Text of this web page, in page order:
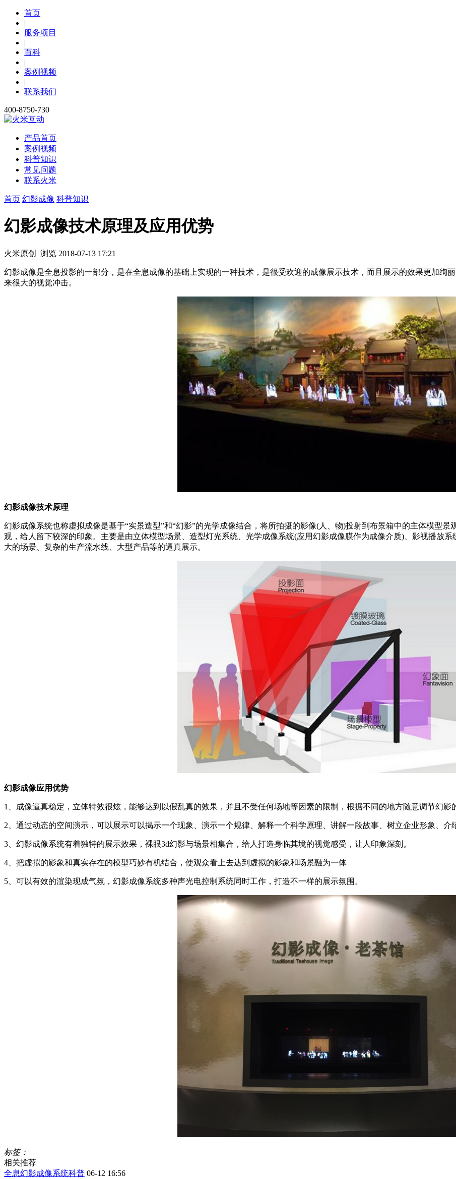
首页
|
服务项目
|
百科
|
案例视频
|
联系我们
400-8750-730
产品首页
案例视频
科普知识
常见问题
联系火米
首页 幻影成像 科普知识
幻影成像技术原理及应用优势
火米原创 浏览 2018-07-13 17:21
幻影成像是全息投影的一部分，是在全息成像的基础上实现的一种技术，是很受欢迎的成像展示技术，而且展示的效果更加绚
来很大的视觉冲击。
幻影成像技术原理
幻影成像系统也称虚拟成像是基于“实景造型”和“幻影”的光学成像结合，将所拍摄的影像(人、物)投射到布景箱中的主体模型
观，给人留下较深的印象。主要是由立体模型场景、造型灯光系统、光学成像系统(应用幻影成像膜作为成像介质)、影视播放
大的场景、复杂的生产流水线、大型产品等的逼真展示。
幻影成像应用优势
1、成像逼真稳定，立体特效很炫，能够达到以假乱真的效果，并且不受任何场地等因素的限制，根据不同的地方随意调节幻影
2、通过动态的空间演示，可以展示可以揭示一个现象、演示一个规律、解释一个科学原理、讲解一段故事、树立企业形象、介
3、幻影成像系统有着独特的展示效果，裸眼3d幻影与场景相集合，给人打造身临其境的视觉感受，让人印象深刻。
4、把虚拟的影象和真实存在的模型巧妙有机结合，使观众看上去达到虚拟的影象和场景融为一体
5、可以有效的渲染现成气氛，幻影成像系统多种声光电控制系统同时工作，打造不一样的展示氛围。
标签：
相关推荐
全息幻影成像系统科普 06-12 16:56